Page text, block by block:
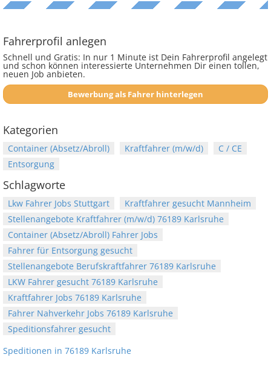
Fahrerprofil anlegen
Schnell und Gratis: In nur 1 Minute ist Dein Fahrerprofil angelegt
und schon können interessierte Unternehmen Dir einen tollen,
neuen Job anbieten.
Bewerbung als Fahrer hinterlegen
Kategorien
Container (Absetz/Abroll) Kraftfahrer (m/w/d)
C / CE
Entsorgung
Schlagworte
Lkw Fahrer Jobs Stuttgart
Kraftfahrer gesucht Mannheim
Stellenangebote Kraftfahrer (m/w/d) 76189 Karlsruhe
Container (Absetz/Abroll) Fahrer Jobs
Fahrer für Entsorgung gesucht
Stellenangebote Berufskraftfahrer 76189 Karlsruhe
LKW Fahrer gesucht 76189 Karlsruhe
Kraftfahrer Jobs 76189 Karlsruhe
Fahrer Nahverkehr Jobs 76189 Karlsruhe
Speditionsfahrer gesucht
Speditionen in 76189 Karlsruhe